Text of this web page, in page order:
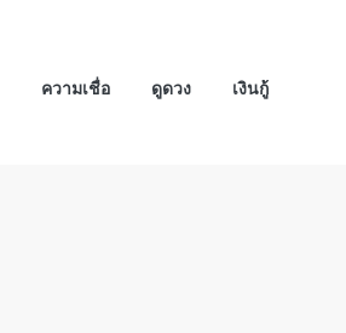
ความเชื่อ ดูดวง เงินกู้